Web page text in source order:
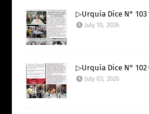
▷Urquía Dice N° 103
July 10, 2026
▷Urquía Dice N° 102
July 03, 2026